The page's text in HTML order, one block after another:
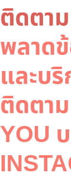
ติดตาม
พลาด
และบ
ติดตา
YOU